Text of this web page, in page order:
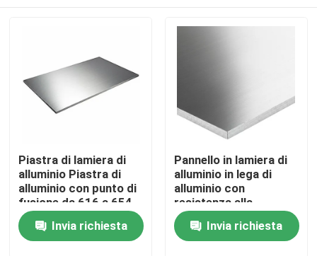
Prodotti
Video
Piastra di lamiera di
alluminio Piastra di
alluminio con punto di
fusione da 616 a 654
gradi Celsius adatta a
vari usi industriali
Invia richiesta
Pannello in lamiera di
alluminio in lega di
alluminio con
resistenza alla
trazione ultima di 186
MPa, adatto per
progetti di copertura,
Invia richiesta